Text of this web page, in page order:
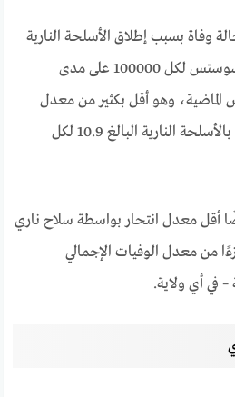
هناك 3.2 حالة وفاة بسبب إطلاق الأسلحة النارية
في ولاية ماساتشوستس لكل 100000 على مدى
وهو أقل بكثير من معدل
الوفيات الوطني بالأسلحة النارية البالغ 10.9 لكل
أقل معدل انتحار بواسطة سلاح ناري
من معدل الوفيات الإجمالي
– في أي ولاية.